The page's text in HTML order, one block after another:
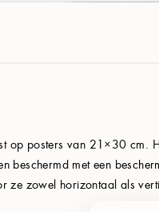
op posters van 21×30 cm.
beschermd met een
ze zowel horizontaal als